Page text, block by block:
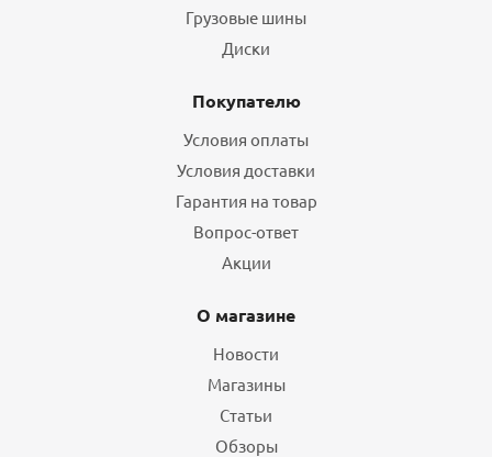
Грузовые шины
Диски
Покупателю
Условия оплаты
Условия доставки
Гарантия на товар
Вопрос-ответ
Акции
О магазине
Новости
Магазины
Статьи
Обзоры